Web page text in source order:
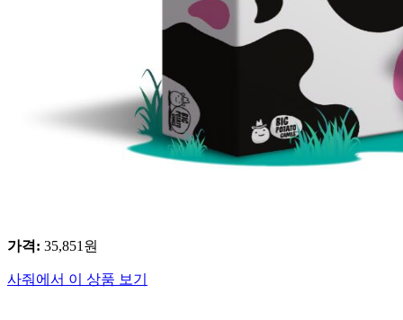
가격: 35,851 원
사줘에서 이 상품 보기